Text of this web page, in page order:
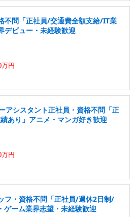
不問「正社員/交通費全額支給/IT業
デビュー・未経験歓迎
円
アシスタント正社員・資格不問「正
あり」アニメ・マンガ好き歓迎
円
フ・資格不問「正社員/週休2日制/
ゲーム業界志望・未経験歓迎